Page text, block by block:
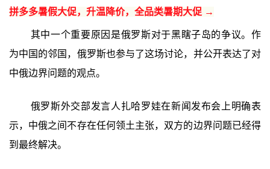
拼多多暑假大促，升温降价，全品类暑期大促 →
其中一个重要原因是俄罗斯对于黑瞎子岛的争议。作
为中国的邻国，俄罗斯也参与了这场讨论，并公开表达了对
中俄边界问题的观点。
俄罗斯外交部发言人扎哈罗娃在新闻发布会上明确表
示，中俄之间不存在任何领土主张，双方的边界问题已经得
到最终解决。